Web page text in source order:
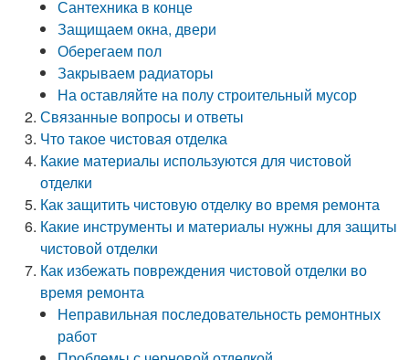
Сантехника в конце
Защищаем окна, двери
Оберегаем пол
Закрываем радиаторы
На оставляйте на полу строительный мусор
Связанные вопросы и ответы
Что такое чистовая отделка
Какие материалы используются для чистовой
отделки
Как защитить чистовую отделку во время ремонта
Какие инструменты и материалы нужны для защиты
чистовой отделки
Как избежать повреждения чистовой отделки во
время ремонта
Неправильная последовательность ремонтных
работ